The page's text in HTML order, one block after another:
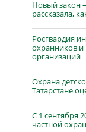
Новый закон
рассказала,
Росгвардия
охранников и
организаций
Охрана
Татарстане
С 1 сентября
частной